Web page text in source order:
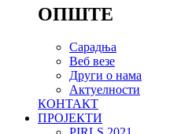
ОПШТЕ
Сарадња
Веб везе
Други о нама
Актуелности
КОНТАКТ
ПРОЈЕКТИ